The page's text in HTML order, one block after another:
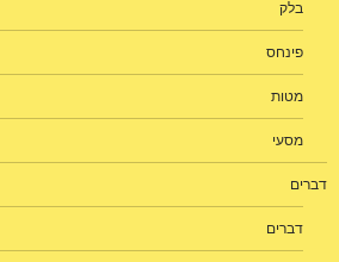
בלק
פינחס
מטות
מסעי
דברים
דברים